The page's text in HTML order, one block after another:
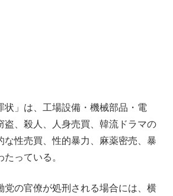
状」は、工場設備・機械部品・電
盗、殺人、人身売買、韓流ドラマの
な性売買、性的暴力、麻薬密売、暴
っている。
党の官僚が処刑される場合には、横